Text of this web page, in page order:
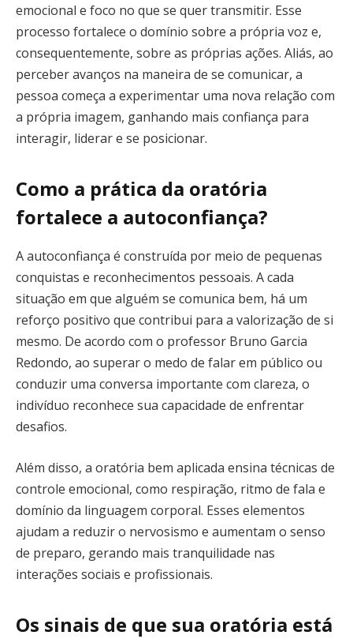
emocional e foco no que se quer transmitir. Esse
processo fortalece o domínio sobre a própria voz e,
consequentemente, sobre as próprias ações. Aliás, ao
perceber avanços na maneira de se comunicar, a
pessoa começa a experimentar uma nova relação com
a própria imagem, ganhando mais confiança para
interagir, liderar e se posicionar.
Como a prática da oratória
fortalece a autoconfiança?
A autoconfiança é construída por meio de pequenas
conquistas e reconhecimentos pessoais. A cada
situação em que alguém se comunica bem, há um
reforço positivo que contribui para a valorização de si
mesmo. De acordo com o professor Bruno Garcia
Redondo, ao superar o medo de falar em público ou
conduzir uma conversa importante com clareza, o
indivíduo reconhece sua capacidade de enfrentar
desafios.
Além disso, a oratória bem aplicada ensina técnicas de
controle emocional, como respiração, ritmo de fala e
domínio da linguagem corporal. Esses elementos
ajudam a reduzir o nervosismo e aumentam o senso
de preparo, gerando mais tranquilidade nas
interações sociais e profissionais.
Os sinais de que sua oratória está